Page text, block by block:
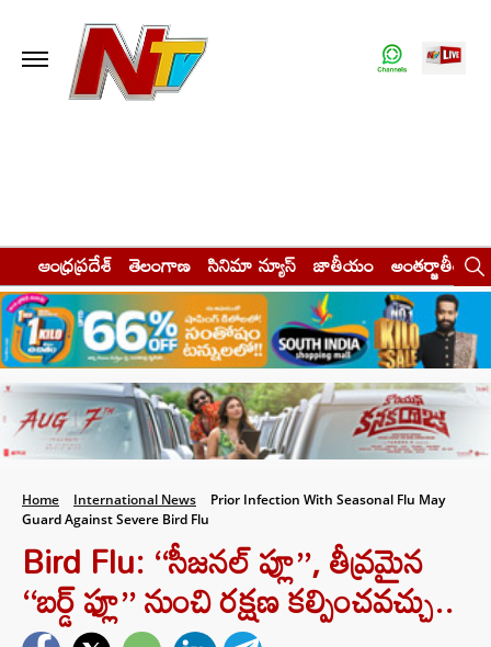
ఆంధ్రప్రదేశ్ తెలంగాణ సినిమా న్యూస్ జాతీయం అంతర్జాతీయం
Home International News
Prior Infection With Seasonal Flu May
Guard Against Severe Bird Flu
Bird Flu: ‘‘సీజనల్ ప్లూ’’, తీవ్రమైన
‘‘బర్డ్ ఫ్లూ’’ నుంచి రక్షణ కల్పించవచ్చు..